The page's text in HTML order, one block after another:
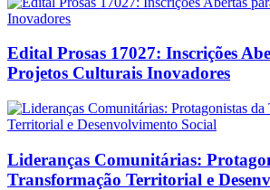
Edital Prosas 17027: Inscrições
Projetos Culturais Inovadores
Lideranças Comunitárias:
Transformação Territorial e